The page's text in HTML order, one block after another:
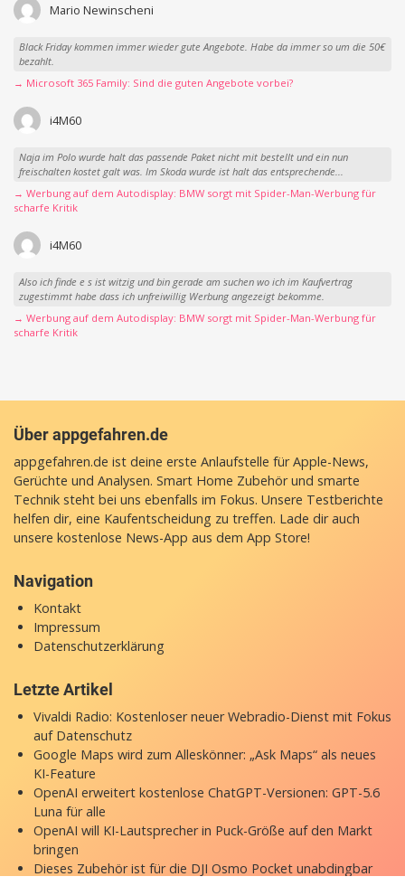
Mario Newinscheni
Black Friday kommen immer wieder gute Angebote. Habe da immer so um die 50€
bezahlt.
→ Microsoft 365 Family: Sind die guten Angebote vorbei?
i4M60
Naja im Polo wurde halt das passende Paket nicht mit bestellt und ein nun
freischalten kostet galt was. Im Skoda wurde ist halt das entsprechende...
→ Werbung auf dem Autodisplay: BMW sorgt mit Spider-Man-Werbung für
scharfe Kritik
i4M60
Also ich finde e s ist witzig und bin gerade am suchen wo ich im Kaufvertrag
zugestimmt habe dass ich unfreiwillig Werbung angezeigt bekomme.
→ Werbung auf dem Autodisplay: BMW sorgt mit Spider-Man-Werbung für
scharfe Kritik
Über appgefahren.de
appgefahren.de ist deine erste Anlaufstelle für Apple-News,
Gerüchte und Analysen. Smart Home Zubehör und smarte
Technik steht bei uns ebenfalls im Fokus. Unsere Testberichte
helfen dir, eine Kaufentscheidung zu treffen. Lade dir auch
unsere kostenlose News-App aus dem App Store!
Navigation
Kontakt
Impressum
Datenschutzerklärung
Letzte Artikel
Vivaldi Radio: Kostenloser neuer Webradio-Dienst mit Fokus
auf Datenschutz
Google Maps wird zum Alleskönner: „Ask Maps“ als neues
KI-Feature
OpenAI erweitert kostenlose ChatGPT-Versionen: GPT-5.6
Luna für alle
OpenAI will KI-Lautsprecher in Puck-Größe auf den Markt
bringen
Dieses Zubehör ist für die DJI Osmo Pocket unabdingbar